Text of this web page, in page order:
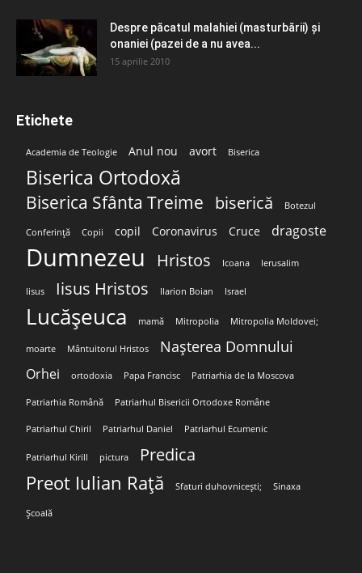
Despre păcatul malahiei (masturbării) şi
onaniei (pazei de a nu avea...
15 aprilie 2010
Etichete
Academia de Teologie Anul nou avort Biserica
Biserica Ortodoxă
Biserica Sfânta Treime biserică Botezul
Conferință Copii copil Coronavirus Cruce dragoste
Dumnezeu Hristos Icoana Ierusalim
Iisus Iisus Hristos Ilarion Boian Israel
Lucășeuca mamă Mitropolia Mitropolia Moldovei;
moarte Mântuitorul Hristos Nașterea Domnului
Orhei ortodoxia Papa Francisc Patriarhia de la Moscova
Patriarhia Română Patriarhul Bisericii Ortodoxe Române
Patriarhul Chiril Patriarhul Daniel Patriarhul Ecumenic
Patriarhul Kirill pictura Predica
Preot Iulian Rață Sfaturi duhovnicești; Sinaxa
Școală